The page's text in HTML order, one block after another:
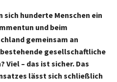
sich hunderte Menschen ein
und beim
gemeinsam an
gesellschaftliche
– das ist sicher. Das
lässt sich schließlich